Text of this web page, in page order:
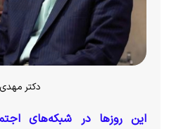
دکتر مهدی
این روزها در شبکه‌های